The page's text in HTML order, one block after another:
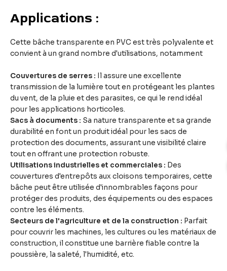
Applications :
Cette bâche transparente en PVC est très polyvalente et
convient à un grand nombre d'utilisations, notamment
Couvertures de serres : Il assure une excellente
transmission de la lumière tout en protégeant les plantes
du vent, de la pluie et des parasites, ce qui le rend idéal
pour les applications horticoles.
Sacs à documents : Sa nature transparente et sa grande
durabilité en font un produit idéal pour les sacs de
protection des documents, assurant une visibilité claire
tout en offrant une protection robuste.
Utilisations industrielles et commerciales : Des
couvertures d'entrepôts aux cloisons temporaires, cette
bâche peut être utilisée d'innombrables façons pour
protéger des produits, des équipements ou des espaces
contre les éléments.
Secteurs de l'agriculture et de la construction : Parfait
pour couvrir les machines, les cultures ou les matériaux de
construction, il constitue une barrière fiable contre la
poussière, la saleté, l'humidité, etc.